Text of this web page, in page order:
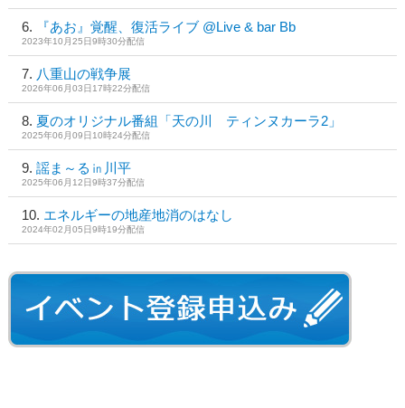
『あお』覚醒、復活ライブ @Live & bar Bb
2023年10月25日9時30分配信
八重山の戦争展
2026年06月03日17時22分配信
夏のオリジナル番組「天の川 ティンヌカーラ2」
2025年06月09日10時24分配信
謡ま～る㏌川平
2025年06月12日9時37分配信
エネルギーの地産地消のはなし
2024年02月05日9時19分配信